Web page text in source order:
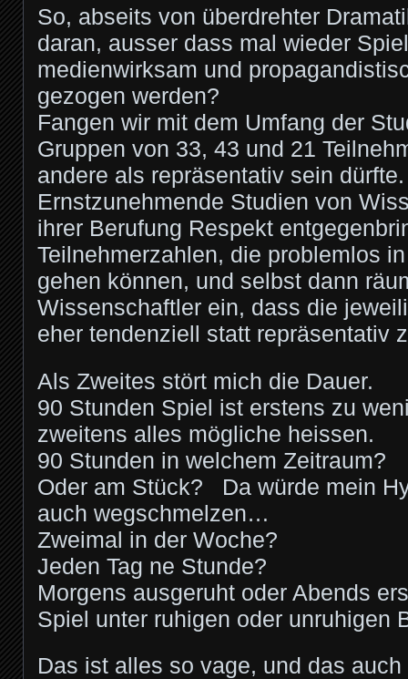
So, abseits von überdrehter
daran, ausser dass mal wieder
medienwirksam und
gezogen werden?
Fangen wir mit dem Umfang der
Gruppen von 33, 43 und 21
andere als repräsentativ sein dürfte.
Ernstzunehmende Studien von
ihrer Berufung Respekt
Teilnehmerzahlen, die problemlos
gehen können, und selbst dann
Wissenschaftler ein, dass die
eher tendenziell statt repräsentativ
Als Zweites stört mich die Dauer.
90 Stunden Spiel ist erstens zu
zweitens alles mögliche heissen.
90 Stunden in welchem Zeitraum?
Oder am Stück? Da würde mein
auch wegschmelzen…
Zweimal in der Woche?
Jeden Tag ne Stunde?
Morgens ausgeruht oder Abends
Spiel unter ruhigen oder unruhigen
Das ist alles so vage, und das